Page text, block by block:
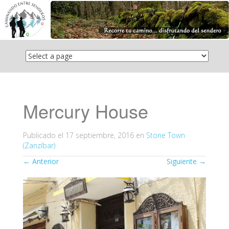
Saltar
contenido
Mercury House
Publicado el 17 septiembre, 2016 en Stone Town
(Zanzíbar)
← Anterior Siguiente →